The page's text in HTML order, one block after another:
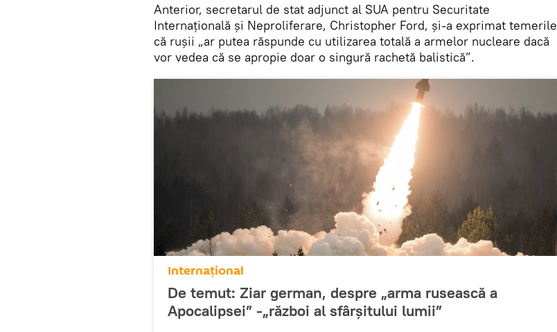
Anterior, secretarul de stat adjunct al SUA pentru Securitate
Internațională și Neproliferare, Christopher Ford, și-a exprimat temerile
că rușii „ar putea răspunde cu utilizarea totală a armelor nucleare dacă
vor vedea că se apropie doar o singură rachetă balistică”.
Internaţional
De temut: Ziar german, despre „arma rusească a
Apocalipsei” -„război al sfârşitului lumii”